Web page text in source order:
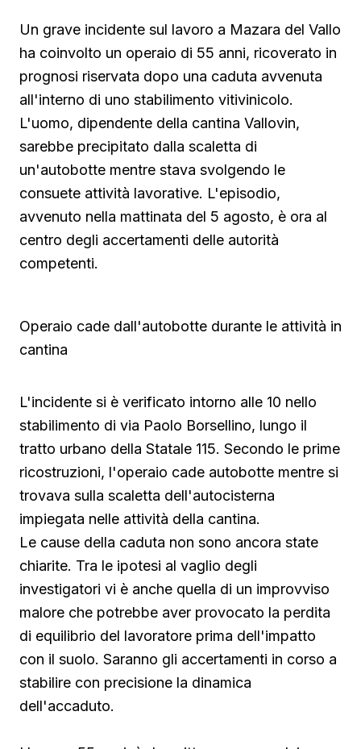
Un grave incidente sul lavoro a Mazara del Vallo
ha coinvolto un operaio di 55 anni, ricoverato in
prognosi riservata dopo una caduta avvenuta
all'interno di uno stabilimento vitivinicolo.
L'uomo, dipendente della cantina Vallovin,
sarebbe precipitato dalla scaletta di
un'autobotte mentre stava svolgendo le
consuete attività lavorative. L'episodio,
avvenuto nella mattinata del 5 agosto, è ora al
centro degli accertamenti delle autorità
competenti.
Operaio cade dall'autobotte durante le attività in
cantina
L'incidente si è verificato intorno alle 10 nello
stabilimento di via Paolo Borsellino, lungo il
tratto urbano della Statale 115. Secondo le prime
ricostruzioni, l'operaio cade autobotte mentre si
trovava sulla scaletta dell'autocisterna
impiegata nelle attività della cantina.
Le cause della caduta non sono ancora state
chiarite. Tra le ipotesi al vaglio degli
investigatori vi è anche quella di un improvviso
malore che potrebbe aver provocato la perdita
di equilibrio del lavoratore prima dell'impatto
con il suolo. Saranno gli accertamenti in corso a
stabilire con precisione la dinamica
dell'accaduto.